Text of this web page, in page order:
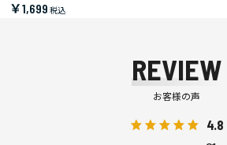
￥1,699
REVIEW
お客様の声
4.8